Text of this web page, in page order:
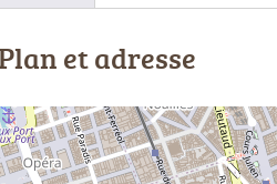
et adresse